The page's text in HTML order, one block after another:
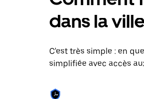
le
et
date.
Appuyez
sur
touche
Échap
dans la
C'est très simple : en
simplifiée avec accès